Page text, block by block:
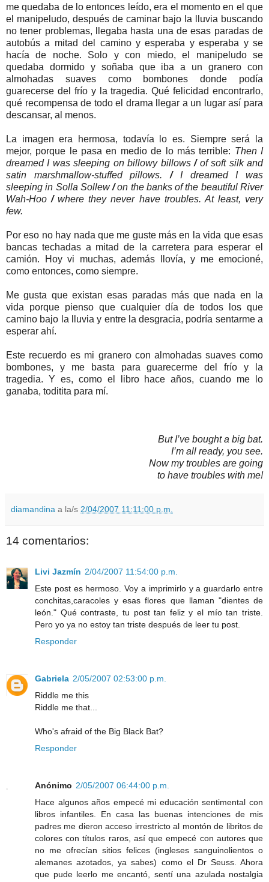
me quedaba de lo entonces leído, era el momento en el que
el manipeludo, después de caminar bajo la lluvia buscando
no tener problemas, llegaba hasta una de esas paradas de
autobús a mitad del camino y esperaba y esperaba y se
hacía de noche. Solo y con miedo, el manipeludo se
quedaba dormido y soñaba que iba a un granero con
almohadas suaves como bombones donde podía
guarecerse del frío y la tragedia. Qué felicidad encontrarlo,
qué recompensa de todo el drama llegar a un lugar así para
descansar, al menos.
La imagen era hermosa, todavía lo es. Siempre será la
mejor, porque le pasa en medio de lo más terrible: Then I
dreamed I was sleeping on billowy billows/of soft silk and
satin marshmallow-stuffed pillows./I dreamed I was
sleeping in Solla Sollew/on the banks of the beautiful River
Wah-Hoo/where they never have troubles. At least, very
few.
Por eso no hay nada que me guste más en la vida que esas
bancas techadas a mitad de la carretera para esperar el
camión. Hoy vi muchas, además llovía, y me emocioné,
como entonces, como siempre.
Me gusta que existan esas paradas más que nada en la
vida porque pienso que cualquier día de todos los que
camino bajo la lluvia y entre la desgracia, podría sentarme a
esperar ahí.
Este recuerdo es mi granero con almohadas suaves como
bombones, y me basta para guarecerme del frío y la
tragedia. Y es, como el libro hace años, cuando me lo
ganaba, toditita para mí.
But I’ve bought a big bat.
I’m all ready, you see.
Now my troubles are going
to have troubles with me!
diamandina a la/s 2/04/2007 11:11:00 p.m.
14 comentarios:
Livi Jazmín 2/04/2007 11:54:00 p.m.
Este post es hermoso. Voy a imprimirlo y a guardarlo entre
conchitas,caracoles y esas flores que llaman "dientes de
león." Qué contraste, tu post tan feliz y el mío tan triste.
Pero yo ya no estoy tan triste después de leer tu post.
Responder
Gabriela 2/05/2007 02:53:00 p.m.
Riddle me this
Riddle me that...
Who's afraid of the Big Black Bat?
Responder
Anónimo 2/05/2007 06:44:00 p.m.
Hace algunos años empecé mi educación sentimental con
libros infantiles. En casa las buenas intenciones de mis
padres me dieron acceso irrestricto al montón de libritos de
colores con títulos raros, así que empecé con autores que
no me ofrecían sitios felices (ingleses sanguinolientos o
alemanes azotados, ya sabes) como el Dr Seuss. Ahora
que pude leerlo me encantó, sentí una azulada nostalgia